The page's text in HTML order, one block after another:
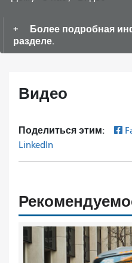
Более подробная
разделе.
Видео
Поделиться этим:
LinkedIn